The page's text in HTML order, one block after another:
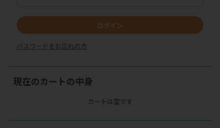
ログイン
パスワードをお忘れの方
現在のカートの中身
カートは空です